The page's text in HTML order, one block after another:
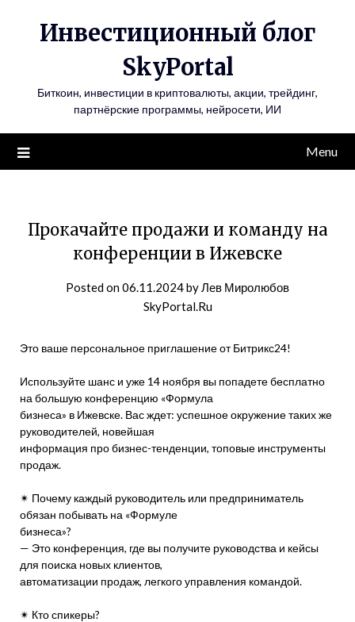
Инвестиционный блог
SkyPortal
Биткоин, инвестиции в криптовалюты, акции, трейдинг,
партнёрские программы, нейросети, ИИ
Menu
Прокачайте продажи и команду на
конференции в Ижевске
Posted on06.11.2024byЛев Миролюбов
SkyPortal.Ru
Это ваше персональное приглашение от Битрикс24!
Используйте шанс и уже 14 ноября вы попадете бесплатно
на большую конференцию «Формула
бизнеса» в Ижевске. Вас ждет: успешное окружение таких же
руководителей, новейшая
информация про бизнес-тенденции, топовые инструменты
продаж.
✴ Почему каждый руководитель или предприниматель
обязан побывать на «Формуле
бизнеса»?
— Это конференция, где вы получите руководства и кейсы
для поиска новых клиентов,
автоматизации продаж, легкого управления командой.
✴ Кто спикеры?